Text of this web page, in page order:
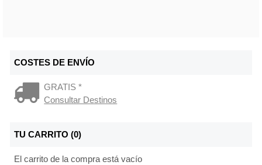
COSTES DE ENVÍO
GRATIS *
Consultar Destinos
TU CARRITO (0)
El carrito de la compra está vacío